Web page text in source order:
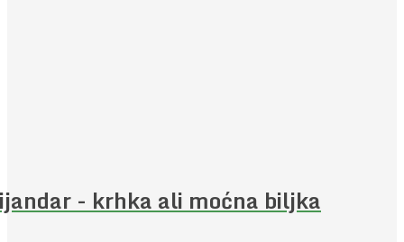
- krhka ali moćna biljka